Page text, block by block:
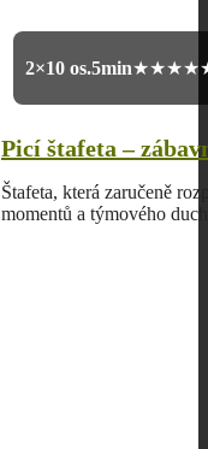
2×10 os.5min
Picí štafeta –
Štafeta, která zaručeně
momentů a týmového